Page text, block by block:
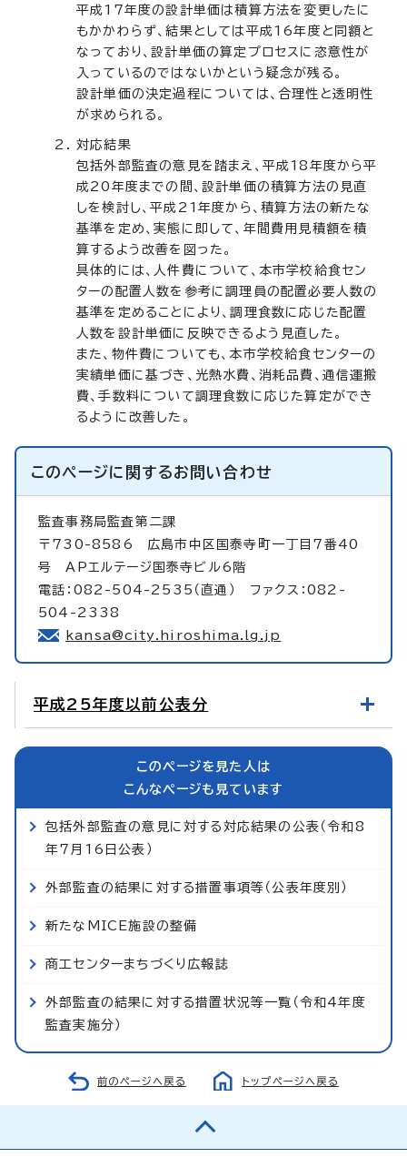
平成17年度の設計単価は積算方法を変更したに
もかかわらず、結果としては平成16年度と同額と
なっており、設計単価の算定プロセスに恣意性が
入っているのではないかという疑念が残る。
設計単価の決定過程については、合理性と透明性
が求められる。
対応結果
包括外部監査の意見を踏まえ、平成18年度から平
成20年度までの間、設計単価の積算方法の見直
しを検討し、平成21年度から、積算方法の新たな
基準を定め、実態に即して、年間費用見積額を積
算するよう改善を図った。
具体的には、人件費について、本市学校給食セン
ターの配置人数を参考に調理員の配置必要人数の
基準を定めることにより、調理食数に応じた配置
人数を設計単価に反映できるよう見直した。
また、物件費についても、本市学校給食センターの
実績単価に基づき、光熱水費、消耗品費、通信運搬
費、手数料について調理食数に応じた算定ができ
るように改善した。
このページに関するお問い合わせ
監査事務局監査第二課
〒730-8586 広島市中区国泰寺町一丁目7番40
号 APエルテージ国泰寺ビル6階
電話：082-504-2535（直通） ファクス：082-
504-2338
kansa@city.hiroshima.lg.jp
平成25年度以前公表分
このページを見た人は
こんなページも見ています
包括外部監査の意見に対する対応結果の公表（令和8
年7月16日公表）
外部監査の結果に対する措置事項等（公表年度別）
新たなMICE施設の整備
商工センターまちづくり広報誌
外部監査の結果に対する措置状況等一覧（令和4年度
監査実施分）
前のページへ戻る トップページへ戻る